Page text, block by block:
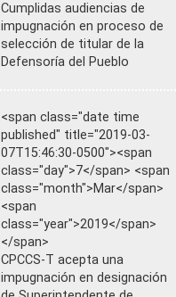
Cumplidas audiencias de
impugnación en proceso de
selección de titular de la
Defensoría del Pueblo
<span class="date time
published" title="2019-03-
07T15:46:30-0500"><span
class="day">7</span> <span
class="month">Mar</span>
<span
class="year">2019</span>
</span>
CPCCS-T acepta una
impugnación en designación